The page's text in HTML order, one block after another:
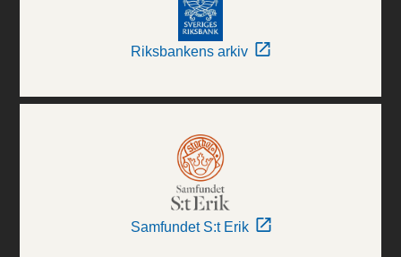
Riksbankens arkiv
Samfundet S:t Erik